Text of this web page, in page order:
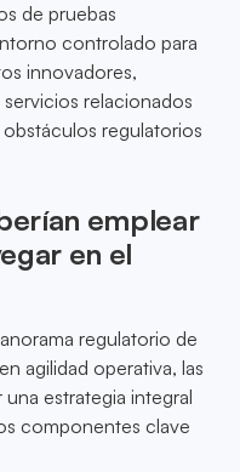
de pruebas
controlado para
innovadores,
relacionados
regulatorios
emplear
en el
regulatorio de
agilidad operativa, las
estrategia integral
componentes clave